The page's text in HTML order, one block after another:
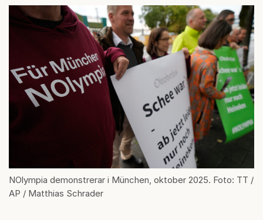
NOlympia demonstrerar i München, oktober 2025. Foto: TT /
AP / Matthias Schrader